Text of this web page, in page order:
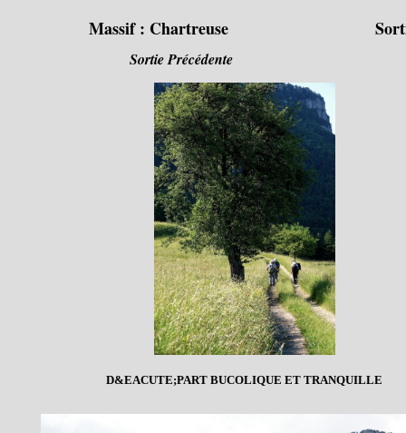
Massif : Chartreuse
Sortie Précédente
D&EACUTE;PART BUCOLIQUE ET TRANQUILLE